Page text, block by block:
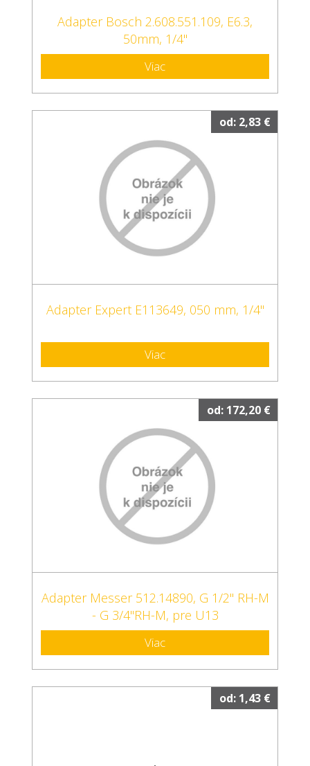
Adapter Bosch 2.608.551.109, E6.3,
50mm, 1/4"
Viac
od: 2,83 €
Adapter Expert E113649, 050 mm, 1/4"
Viac
od: 172,20 €
Adapter Messer 512.14890, G 1/2" RH-M
- G 3/4"RH-M, pre U13
Viac
od: 1,43 €